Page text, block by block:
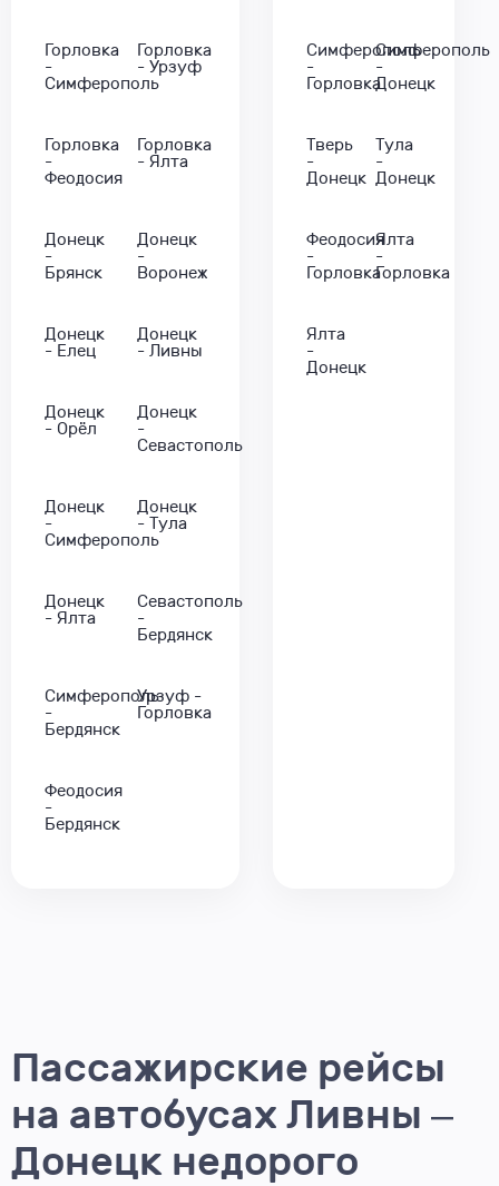
Горловка
-
Симферополь
Горловка
- Урзуф
Горловка
-
Феодосия
Горловка
- Ялта
Донецк
-
Брянск
Донецк
-
Воронеж
Донецк
- Елец
Донецк
- Ливны
Донецк
- Орёл
Донецк
-
Севастополь
Донецк
-
Симферополь
Донецк
- Тула
Донецк
- Ялта
Севастополь
-
Бердянск
Симферополь
-
Бердянск
Урзуф -
Горловка
Феодосия
-
Бердянск
Симферополь
-
Горловка
Симферополь
-
Донецк
Тверь
-
Донецк
Тула
-
Донецк
Феодосия
-
Горловка
Ялта
-
Горловка
Ялта
-
Донецк
Пассажирские рейсы
на автобусах Ливны –
Донецк недорого